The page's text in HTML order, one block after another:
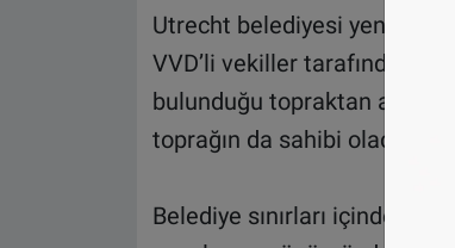
Utrecht belediyesi yeni
VVD’li vekiller tarafından
bulunduğu topraktan alınan
toprağın da sahibi olacak.
Belediye sınırları içinde